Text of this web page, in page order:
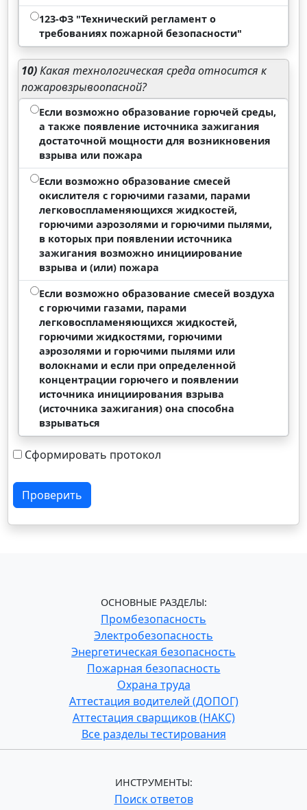
123-ФЗ "Технический регламент о
требованиях пожарной безопасности"
10)Какая технологическая среда относится к
пожаровзрывоопасной?
Если возможно образование горючей среды,
а также появление источника зажигания
достаточной мощности для возникновения
взрыва или пожара
Если возможно образование смесей
окислителя с горючими газами, парами
легковоспламеняющихся жидкостей,
горючими аэрозолями и горючими пылями,
в которых при появлении источника
зажигания возможно инициирование
взрыва и (или) пожара
Если возможно образование смесей воздуха
с горючими газами, парами
легковоспламеняющихся жидкостей,
горючими жидкостями, горючими
аэрозолями и горючими пылями или
волокнами и если при определенной
концентрации горючего и появлении
источника инициирования взрыва
(источника зажигания) она способна
взрываться
Сформировать протокол
Проверить
ОСНОВНЫЕ РАЗДЕЛЫ:
Промбезопасность
Электробезопасность
Энергетическая безопасность
Пожарная безопасность
Охрана труда
Аттестация водителей (ДОПОГ)
Аттестация сварщиков (НАКС)
Все разделы тестирования
ИНСТРУМЕНТЫ:
Поиск ответов